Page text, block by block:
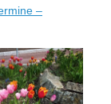
–